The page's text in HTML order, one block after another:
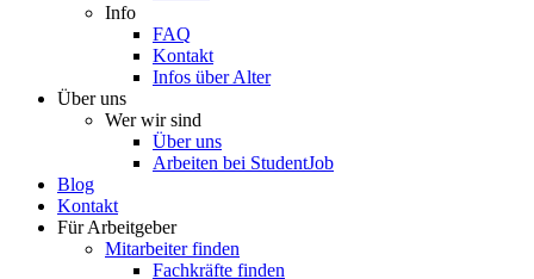
Info
FAQ
Kontakt
Infos über Alter
Über uns
Wer wir sind
Über uns
Arbeiten bei StudentJob
Blog
Kontakt
Für Arbeitgeber
Mitarbeiter finden
Fachkräfte finden